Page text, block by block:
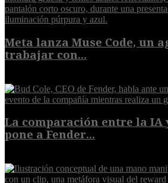
Meta lanza Muse Code, un
trabajar con...
La comparación entre la IA
pone a Fender...